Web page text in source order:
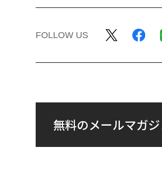
「老舗は常に新しい」。
カクシンCEO田尻望が語
る、AIを超える人の価値
パシ
災害
え見